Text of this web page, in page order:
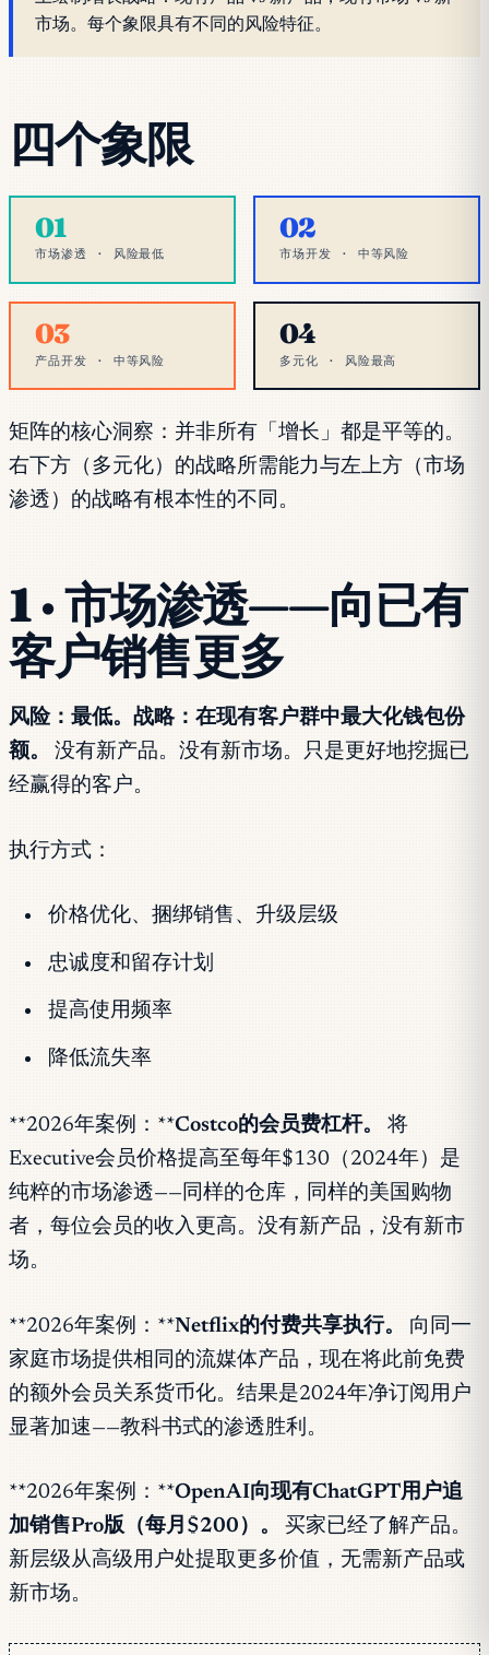
市场。每个象限具有不同的风险特征。
四个象限
01
市场渗透 · 风险最低
02
市场开发 · 中等风险
03
产品开发 · 中等风险
04
多元化 · 风险最高
矩阵的核心洞察：并非所有「增长」都是平等的。
右下方（多元化）的战略所需能力与左上方（市场
渗透）的战略有根本性的不同。
1 · 市场渗透——向已有
客户销售更多
风险：最低。战略：在现有客户群中最大化钱包份
额。
没有新产品。没有新市场。只是更好地挖掘已
经赢得的客户。
执行方式：
价格优化、捆绑销售、升级层级
忠诚度和留存计划
提高使用频率
降低流失率
**2026年案例：**Costco的会员费杠杆。
将
Executive会员价格提高至每年$130（2024年）是
纯粹的市场渗透——同样的仓库，同样的美国购物
者，每位会员的收入更高。没有新产品，没有新市
场。
**2026年案例：**Netflix的付费共享执行。
向同一
家庭市场提供相同的流媒体产品，现在将此前免费
的额外会员关系货币化。结果是2024年净订阅用户
显著加速——教科书式的渗透胜利。
**2026年案例：**OpenAI向现有ChatGPT用户追
加销售Pro版（每月$200）。
买家已经了解产品。
新层级从高级用户处提取更多价值，无需新产品或
新市场。